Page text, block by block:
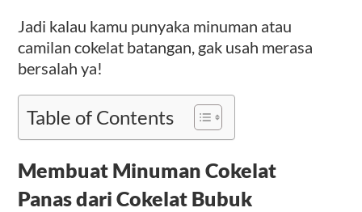
Jadi kalau kamu punyaka minuman atau
camilan cokelat batangan, gak usah merasa
bersalah ya!
Table of Contents
Membuat Minuman Cokelat
Panas dari Cokelat Bubuk